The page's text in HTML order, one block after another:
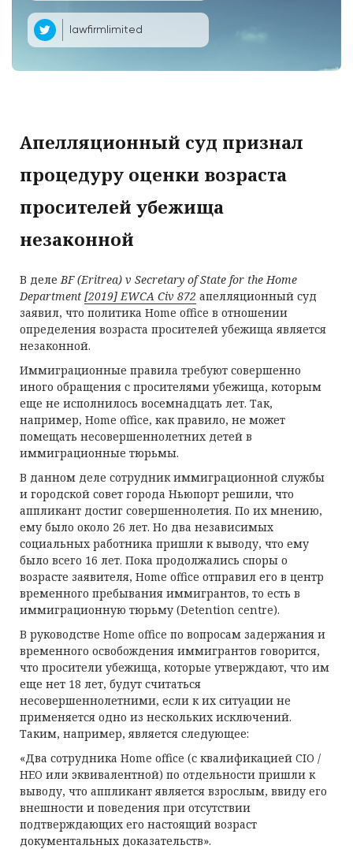
lawfirmlimited
Апелляционный суд признал
процедуру оценки возраста
просителей убежища
незаконной
В делеBF (Eritrea) v Secretary of State for the Home
Department [2019] EWCA Civ 872 апелляционный суд
заявил, что политика Home office в отношении
определения возраста просителей убежища является
незаконной.
Иммиграционные правила требуют совершенно
иного обращения с просителями убежища, которым
еще не исполнилось восемнадцать лет. Так,
например, Home office, как правило, не может
помещать несовершеннолетних детей в
иммиграционные тюрьмы.
В данном деле сотрудник иммиграционной службы
и городской совет города Ньюпорт решили, что
аппликант достиг совершеннолетия. По их мнению,
ему было около 26 лет. Но два независимых
социальных работника пришли к выводу, что ему
было всего 16 лет. Пока продолжались споры о
возрасте заявителя, Home office отправил его в центр
временного пребывания иммигрантов, то есть в
иммиграционную тюрьму (Detention centre).
В руководстве Home office по вопросам задержания и
временного освобождения иммигрантов говорится,
что просители убежища, которые утверждают, что им
еще нет 18 лет, будут считаться
несовершеннолетними, если к их ситуации не
применяется одно из нескольких исключений.
Таким, например, является следующее:
«Два сотрудника Home office (с квалификацией CIO /
HEO или эквивалентной) по отдельности пришли к
выводу, что аппликант является взрослым, ввиду его
внешности и поведения при отсутствии
подтверждающих его настоящий возраст
документальных доказательств».